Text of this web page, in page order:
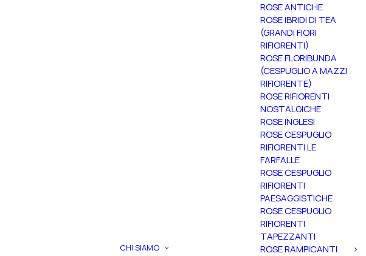
CHI SIAMO
ROSE ANTICHE
ROSE IBRIDI DI TEA
(GRANDI FIORI
RIFIORENTI)
ROSE FLORIBUNDA
(CESPUGLIO A MAZZI
RIFIORENTE)
ROSE RIFIORENTI
NOSTALGICHE
ROSE INGLESI
ROSE CESPUGLIO
RIFIORENTI LE
FARFALLE
ROSE CESPUGLIO
RIFIORENTI
PAESAGGISTICHE
ROSE CESPUGLIO
RIFIORENTI
TAPEZZANTI
ROSE RAMPICANTI